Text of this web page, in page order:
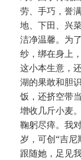
劳、手巧，誉
地、下田、兴
洁净温馨。为
纱，绑在身上
这小本生意，
湖的果敢和胆
饭，还挤空带
增收几斤小麦
鞠躬尽瘁。我
岁，可创“吉
跟随她，足见